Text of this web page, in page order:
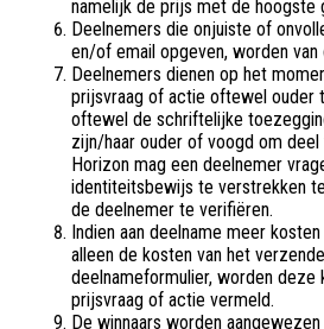
namelijk de prijs met de hoogste
Deelnemers die onjuiste of
en/of email opgeven, worden
Deelnemers dienen op het
prijsvraag of actie oftewel ouder
oftewel de schriftelijke
zijn/haar ouder of voogd om deel
Horizon mag een deelnemer
identiteitsbewijs te verstrekken
de deelnemer te verifiëren.
Indien aan deelname meer
alleen de kosten van het
deelnameformulier, worden
prijsvraag of actie vermeld.
De winnaars worden